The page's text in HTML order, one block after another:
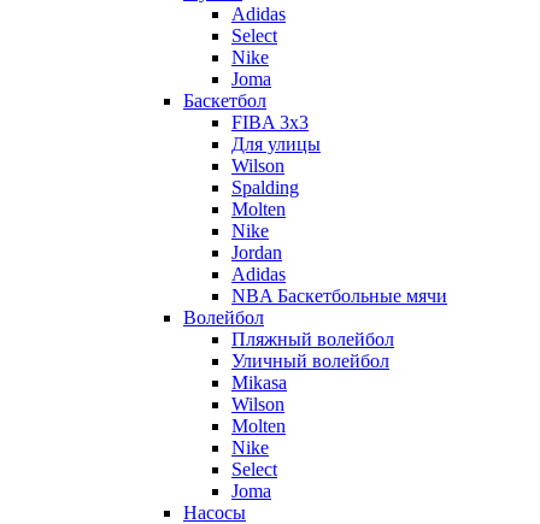
Adidas
Select
Nike
Joma
Баскетбол
FIBA 3x3
Для улицы
Wilson
Spalding
Molten
Nike
Jordan
Adidas
NBA Баскетбольные мячи
Волейбол
Пляжный волейбол
Уличный волейбол
Mikasa
Wilson
Molten
Nike
Select
Joma
Насосы